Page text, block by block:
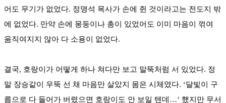
어도 무기가 없었다. 정명석 목사가 손에 쥔 것이라고는 전도지 밖
에 없었다. 만약 손에 몽둥이나 총이 있었어도 이미 마음이 꺾여
움직여지지 않아 다 소용이 없었다.
결국, 호랑이가 어떻게 하나 쳐다만 보고 말뚝처럼 서 있었다. 정
말 장승같이 우뚝 선 채 마음만 살았지 몸은 시체였다. ‘달빛이 구
름으로 다 들어가 버렸으면 호랑이도 안 보일 텐데…’ 했지만 무서